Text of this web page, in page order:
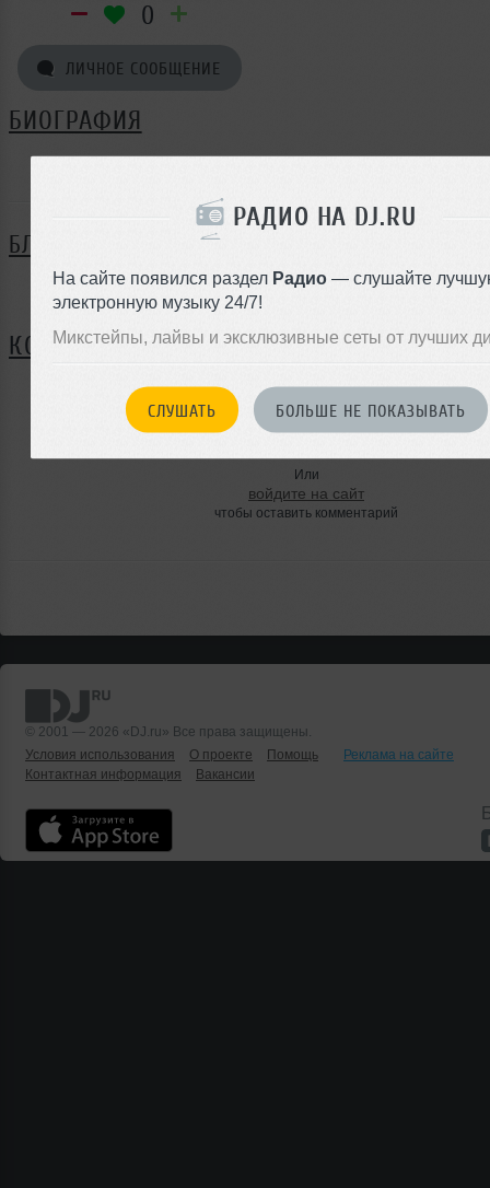
РАДИО НА DJ.RU
На сайте появился раздел Радио — слушайте
электронную музыку 24/7!
Микстейпы, лайвы и эксклюзивные сеты от лучших
СЛУШАТЬ БОЛЬШЕ НЕ ПОКАЗЫВАТЬ
0
ЛИЧНОЕ СООБЩЕНИЕ
БИОГРАФИЯ
БЛОГ
Нет записей в блоге
КОММЕНТАРИИ
ЗАРЕГИСТРИРУЙТЕСЬ
Или
войдите на сайт
чтобы оставить комментарий
© 2001 — 2026 «DJ.ru» Все права защищены.
Условия использования
О проекте Помощь
Реклама на сайте
Контактная информация
Вакансии